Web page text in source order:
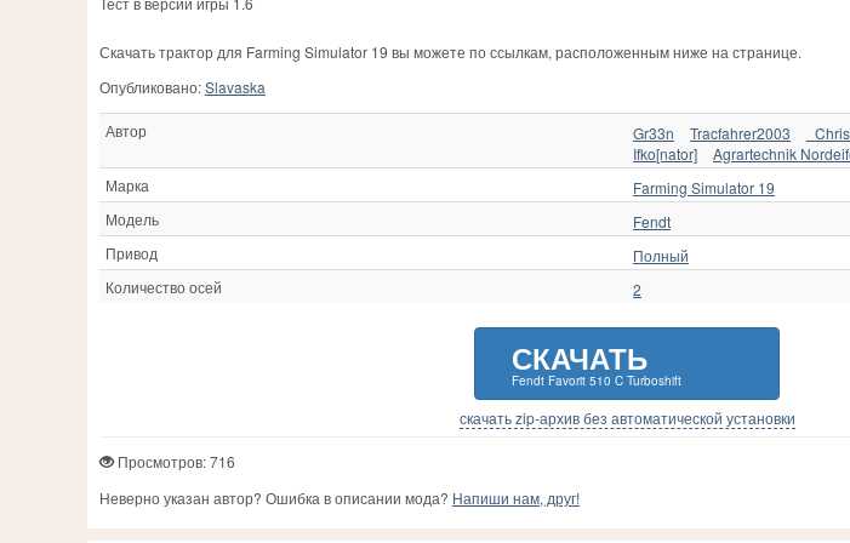
Скачать трактор для Farming Simulator 19 вы можете по ссылкам, расположенным ниже на странице.
Опубликовано:Slavaska
Автор Gr33n Tracfahrer2003 _Chris_
Ifko[nator]
Agrartechnik
Марка
Farming Simulator 19
Модель
Fendt
Привод
Полный
Количество осей
2
СКАЧАТЬ
Fendt Favorit 510 C Turboshift
скачать zip-архив без автоматической установки
Просмотров: 716
Неверно указан автор? Ошибка в описании мода? Напиши нам, друг!